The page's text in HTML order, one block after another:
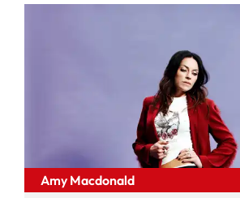
Amy Macdonald